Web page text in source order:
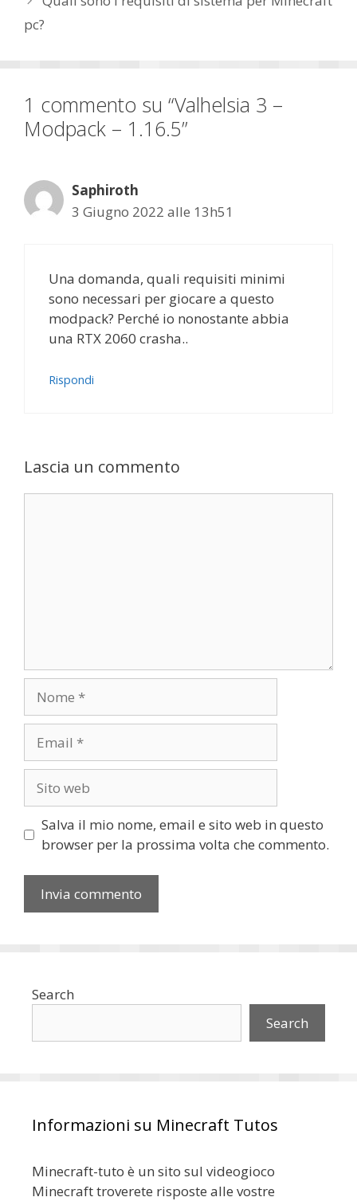
pc?
1 commento su “Valhelsia 3 –
Modpack – 1.16.5”
Saphiroth
3 Giugno 2022 alle 13h51
Una domanda, quali requisiti minimi
sono necessari per giocare a questo
modpack? Perché io nonostante abbia
una RTX 2060 crasha..
Rispondi
Lascia un commento
web
Salva il mio nome, email e sito web in questo
browser per la prossima volta che commento.
Search
Search
Informazioni su Minecraft Tutos
Minecraft-tuto è un sito sul videogioco
Minecraft troverete risposte alle vostre